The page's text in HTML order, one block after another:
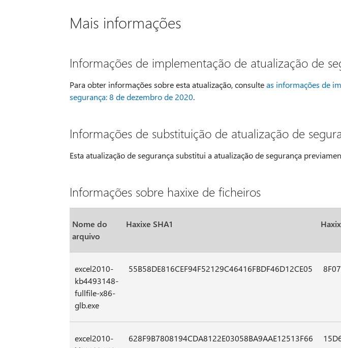
Mais informações
Informações de implementação de atualização de
Para obter informações sobre esta atualização, consulteas informações de
segurança: 8 de dezembro de 2020.
Informações de substituição de atualização de
Esta atualização de segurança substitui a atualização de segurança
Informações sobre haxixe de ficheiros
Nome do
arquivo
Haxixe SHA1
excel2010-
kb4493148-
fullfile-x86-
glb.exe
55B58DE816CEF94F52129C46416FBDF46D12CE05
excel2010-
628F9B7808194CDA8122E03058BA9AAE12513F66